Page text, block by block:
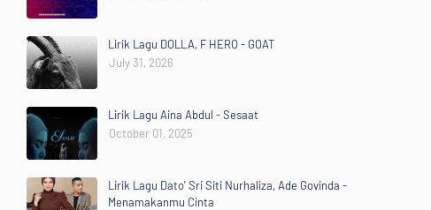
Lirik Lagu DOLLA, F HERO - GOAT
July 31, 2026
Lirik Lagu Aina Abdul - Sesaat
October 01, 2025
Lirik Lagu Dato' Sri Siti Nurhaliza, Ade Govinda -
Menamakanmu Cinta